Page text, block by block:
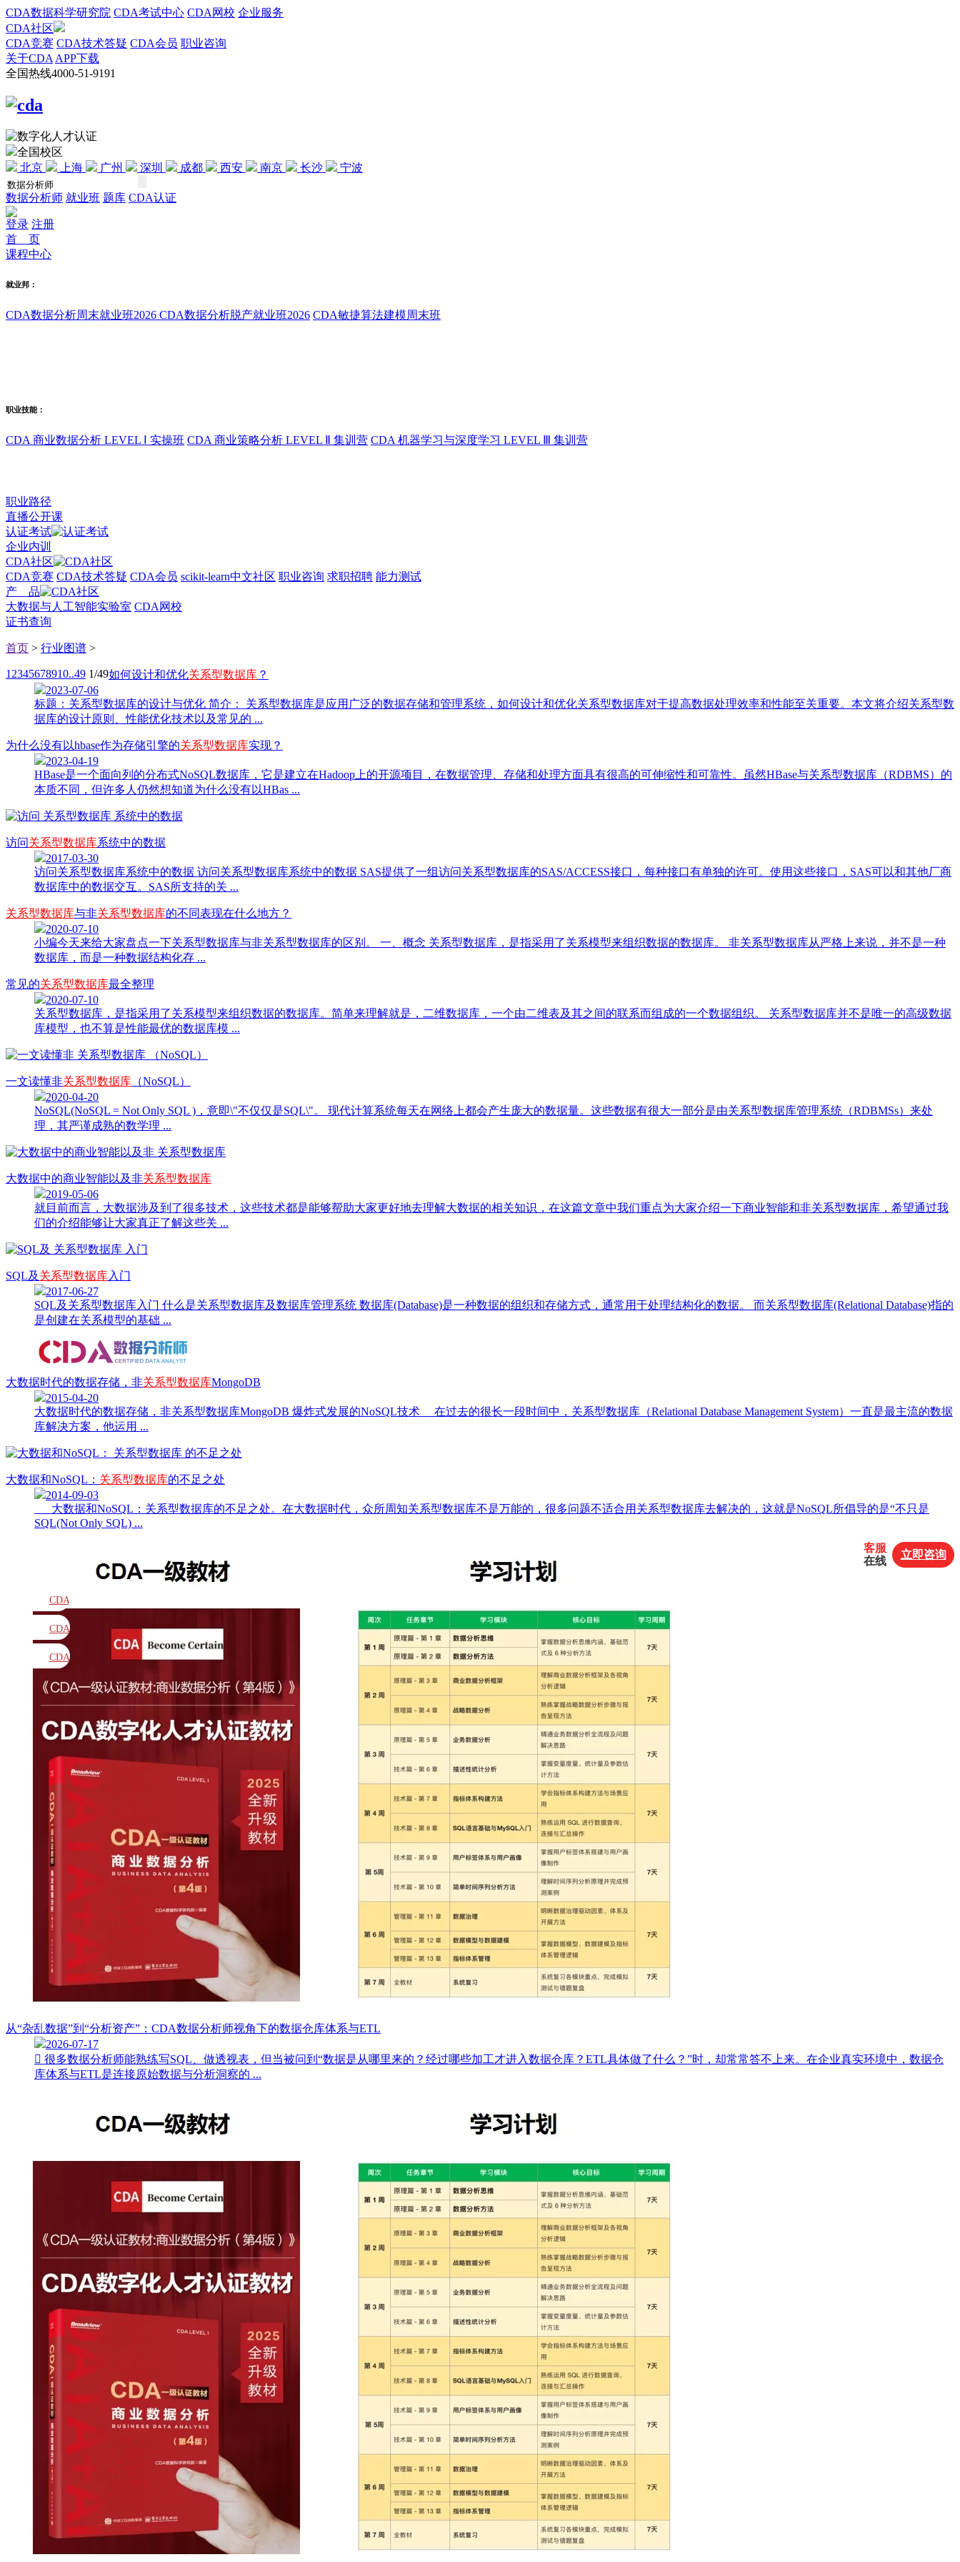
CDA数据科学研究院 CDA考试中心 CDA网校 企业服务
CDA社区
CDA竞赛 CDA技术答疑 CDA会员 职业咨询
关于CDA APP下载
全国热线4000-51-9191
全国校区
北京
上海 广州 深圳 成都 西安 南京 长沙 宁波
数据分析师 就业班 题库 CDA认证
登录 注册
首 页
课程中心
就业邦：
CDA数据分析周末就业班2026 CDA数据分析脱产就业班2026 CDA敏捷算法建模周末班
职业技能：
CDA 商业数据分析 LEVEL Ⅰ 实操班 CDA 商业策略分析 LEVEL Ⅱ 集训营 CDA 机器学习与深度学习 LEVEL Ⅲ 集训营
职业路径
直播公开课
认证考试
企业内训
CDA社区
CDA竞赛 CDA技术答疑 CDA会员 scikit-learn中文社区 职业咨询 求职招聘 能力测试
产 品
大数据与人工智能实验室 CDA网校
证书查询
首页 > 行业图谱 >
1 2345678910..49 1/49如何设计和优化关系型数据库 ？
2023-07-06
标题：关系型数据库的设计与优化 简介： 关系型数据库是应用广泛的数据存储和管理系统，如何设计和优化关系型数据库对于提高数据处理效率和性能至关重要。本文将介绍关系型数
据库的设计原则、性能优化技术以及常见的 ...
为什么没有以hbase作为存储引擎的关系型数据库实现？
2023-04-19
HBase是一个面向列的分布式NoSQL数据库，它是建立在Hadoop上的开源项目，在数据管理、存储和处理方面具有很高的可伸缩性和可靠性。虽然HBase与关系型数据库（RDBMS）的
本质不同，但许多人仍然想知道为什么没有以HBas ...
访问关系型数据库系统中的数据
2017-03-30
访问关系型数据库系统中的数据 访问关系型数据库系统中的数据 SAS提供了一组访问关系型数据库的SAS/ACCESS接口，每种接口有单独的许可。使用这些接口，SAS可以和其他厂商
数据库中的数据交互。SAS所支持的关 ...
关系型数据库与非关系型数据库的不同表现在什么地方？
2020-07-10
小编今天来给大家盘点一下关系型数据库与非关系型数据库的区别。 一、概念 关系型数据库，是指采用了关系模型来组织数据的数据库。 非关系型数据库从严格上来说，并不是一种
数据库，而是一种数据结构化存 ...
常见的关系型数据库最全整理
2020-07-10
关系型数据库，是指采用了关系模型来组织数据的数据库。简单来理解就是，二维数据库，一个由二维表及其之间的联系而组成的一个数据组织。 关系型数据库并不是唯一的高级数据
库模型，也不算是性能最优的数据库模 ...
一文读懂非关系型数据库 （NoSQL）
2020-04-20
NoSQL(NoSQL = Not Only SQL )，意即\"不仅仅是SQL\"。 现代计算系统每天在网络上都会产生庞大的数据量。这些数据有很大一部分是由关系型数据库管理系统（RDBMSs）来处
理，其严谨成熟的数学理 ...
大数据中的商业智能以及非关系型数据库
2019-05-06
就目前而言，大数据涉及到了很多技术，这些技术都是能够帮助大家更好地去理解大数据的相关知识，在这篇文章中我们重点为大家介绍一下商业智能和非关系型数据库，希望通过我
们的介绍能够让大家真正了解这些关 ...
SQL及 关系型数据库入门
2017-06-27
SQL及关系型数据库入门 什么是关系型数据库及数据库管理系统 数据库(Database)是一种数据的组织和存储方式，通常用于处理结构化的数据。 而关系型数据库(Relational Database)指的
是创建在关系模型的基础 ...
大数据时代的数据存储，非关系型数据库MongoDB
2015-04-20
大数据时代的数据存储，非关系型数据库MongoDB 爆炸式发展的NoSQL技术 在过去的很长一段时间中，关系型数据库（Relational Database Management System）一直是最主流的数据
库解决方案，他运用 ...
大数据和NoSQL： 关系型数据库的不足之处
2014-09-03
大数据和NoSQL：关系型数据库的不足之处。在大数据时代，众所周知关系型数据库不是万能的，很多问题不适合用关系型数据库去解决的，这就是NoSQL所倡导的是“不只是
SQL(Not Only SQL) ...
从“杂乱数据”到“分析资产”：CDA数据分析师视角下的数据仓库体系与ETL
2026-07-17
 很多数据分析师能熟练写SQL、做透视表，但当被问到“数据是从哪里来的？经过哪些加工才进入数据仓库？ETL具体做了什么？”时，却常常答不上来。在企业真实环境中，数据仓
库体系与ETL是连接原始数据与分析洞察的 ...
CDA
教材
CDA
题库
CDA
大纲
客服
在线
立即咨询